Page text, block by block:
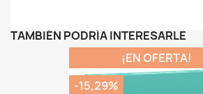
TAMBIÉN PODRÍA INTERESARLE
¡EN OFERTA!
-15,29%